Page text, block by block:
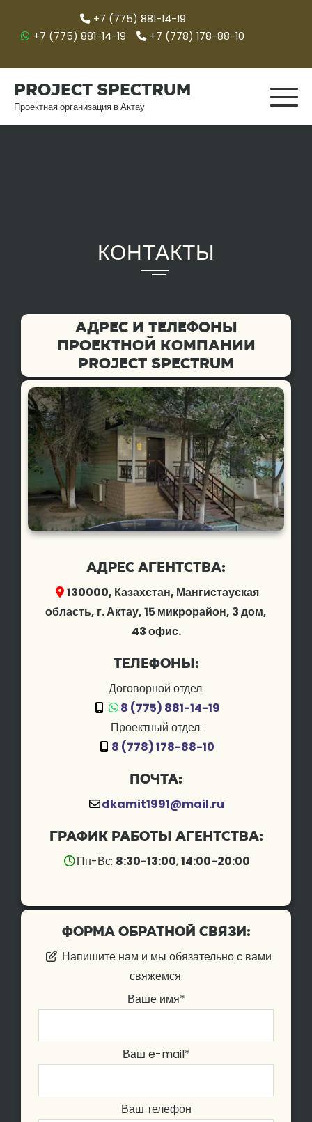
+7 (775) 881-14-19
+7 (778) 178-88-10
+7 (775) 881-14-19
Project spectrum
Проектная организация в Актау
КОНТАКТЫ
Адрес и телефоны
проектной компании
Project spectrum
Адрес агентства:
130000, Казахстан, Мангистауская
область, г. Актау, 15 микрорайон, 3 дом,
43 офис.
Телефоны:
Договорной отдел:
8 (775) 881-14-19
Проектный отдел:
8 (778) 178-88-10
Почта:
dkamit1991@mail.ru
График работы агентства:
Пн-Вс: 8:30-13:00,14:00-20:00
Форма обратной связи:
Напишите нам и мы обязательно с вами
свяжемся.
Ваше имя*
Ваш e-mail*
Ваш телефон